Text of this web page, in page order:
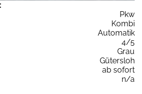
Pkw
Kombi
Automatik
4/5
Grau
Gütersloh
ab sofort
n/a